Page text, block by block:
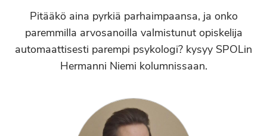
Pitääkö aina pyrkiä parhaimpaansa, ja onko
paremmilla arvosanoilla valmistunut opiskelija
automaattisesti parempi psykologi? kysyy SPOLin
Hermanni Niemi kolumnissaan.